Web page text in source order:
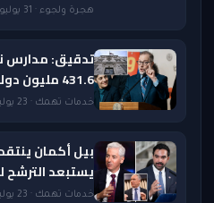
هجرة ولجوء · 31 يوليو 2026 — 8:19 AM
تدقيق: مدارس
431.6 مليون دولار من «ميديكيد
خدمات تهمك · 23 يوليو 2026 — 9:06 PM
بيل أكمان
يستبعد الترشح
خدمات تهمك · 23 يوليو 2026 — 5:35 PM